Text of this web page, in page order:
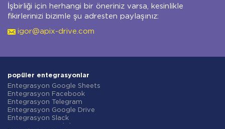
İşbirliği için herhangi bir öneriniz varsa, kesinlikle
fikirlerinizi bizimle şu adresten paylaşınız:
igor@apix-drive.com
popüler entegrasyonlar
Entegrasyon Google Sheets
Entegrasyon Facebook
Entegrasyon Telegram
Entegrasyon Google Drive
Entegrasyon Slack